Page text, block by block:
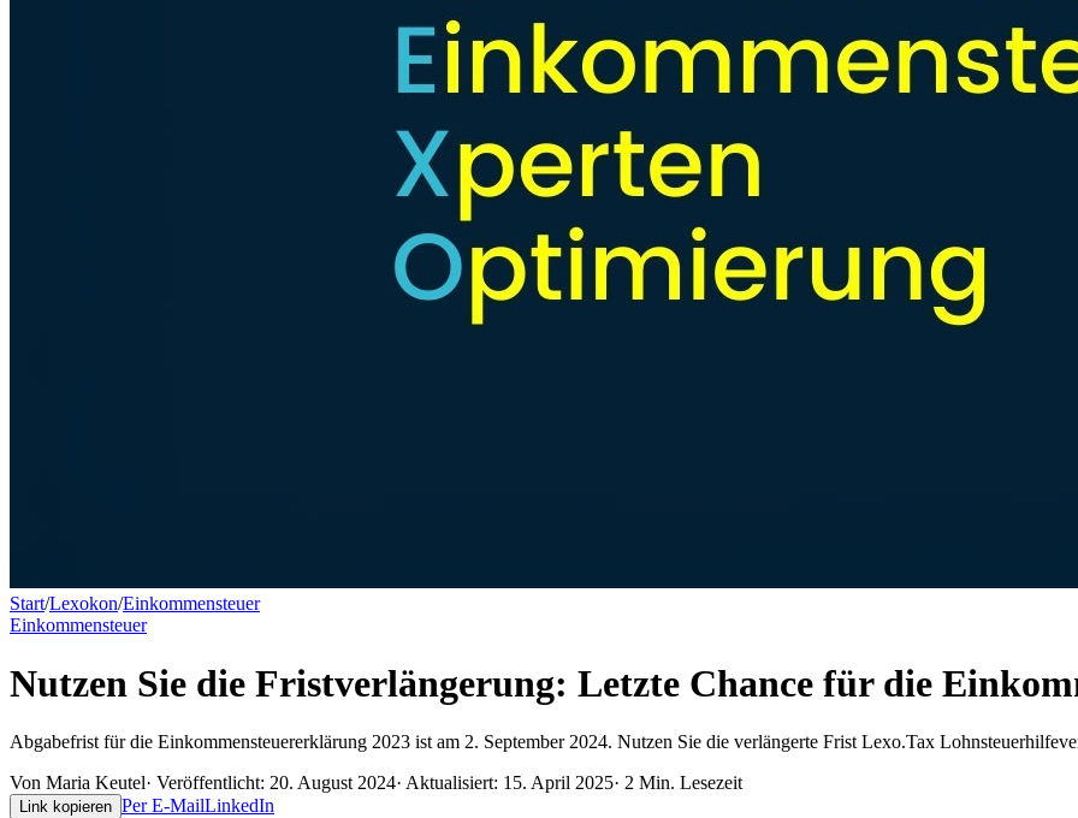
Start/Lexokon/Einkommensteuer
Einkommensteuer
Nutzen Sie die Fristverlängerung: Letzte Chance für die
Abgabefrist für die Einkommensteuererklärung 2023 ist am 2. September 2024. Nutzen Sie die verlängerte Frist Lexo.Tax
Von Maria Keutel· Veröffentlicht: 20. August 2024· Aktualisiert: 15. April 2025· 2 Min. Lesezeit
Link kopieren Per E-MailLinkedIn